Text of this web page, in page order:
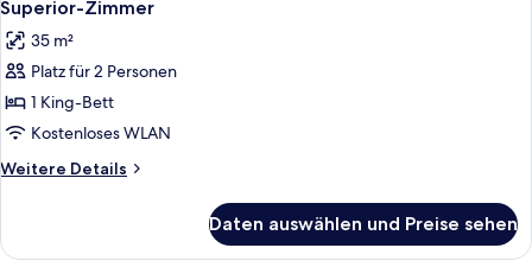
Fotos
für
Superior-
Zimmer
anzeigen
Superior-Zimmer
35 m²
Platz für 2 Personen
1 King-Bett
Kostenloses WLAN
Weitere Details
Weitere
Zimmer
Daten auswählen und Preise sehen